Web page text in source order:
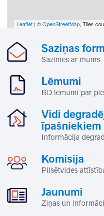
Leaflet | ©OpenStreetMap, Tiles
Saziņas
Sazinies ar mums
Lēmumi
RD lēmumi par
Vidi
īpašniekiem
Informācija
Komisija
Pilsētvides
Jaunumi
Ziņas un